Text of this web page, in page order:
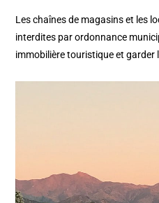
Les chaînes de magasins et les
interdites par ordonnance
immobilière touristique et garder